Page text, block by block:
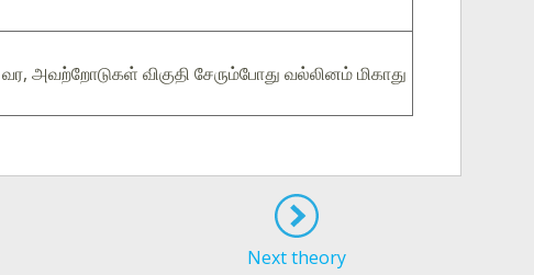
வர, அவற்றோடுகள் விகுதி சேரும்போது வல்லினம் மிகாது
Next theory